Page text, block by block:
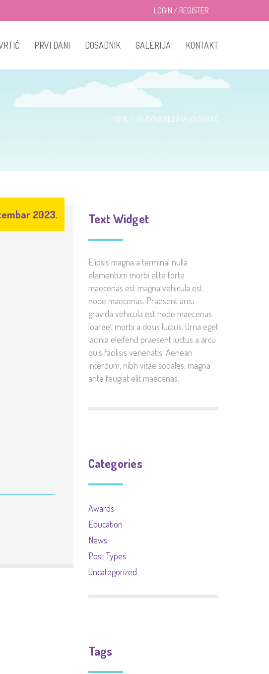
LOGIN / REGISTER
Jasle, Vrtić,
Predškolsko
PRVI DANI DOSADNIK
Dokumentacija za upis
GALERIJA KONTAKT
HOME GLAVNA SESTRA VASPITAČ
2023. Text Widget
Elipsis magna a terminal nulla
elementum morbi elite forte
maecenas est magna vehicula est
node maecenas. Praesent arcu
gravida vehicula est node maecenas
loareet morbi a dosis luctus. Urna eget
lacinia eleifend praesent luctus a arcu
quis facilisis venenatis. Aenean
interdum, nibh vitae sodales, magna
ante feugiat elit maecenas.
Categories
Awards
Education
News
Post Types
Uncategorized
Tags